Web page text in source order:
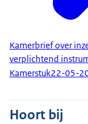
Kamerbrief over
verplichtend
Kamerstuk22-05-
Hoort bij